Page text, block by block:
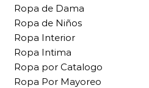
Ropa de Dama
Ropa de Niños
Ropa Interior
Ropa Intima
Ropa por Catalogo
Ropa Por Mayoreo